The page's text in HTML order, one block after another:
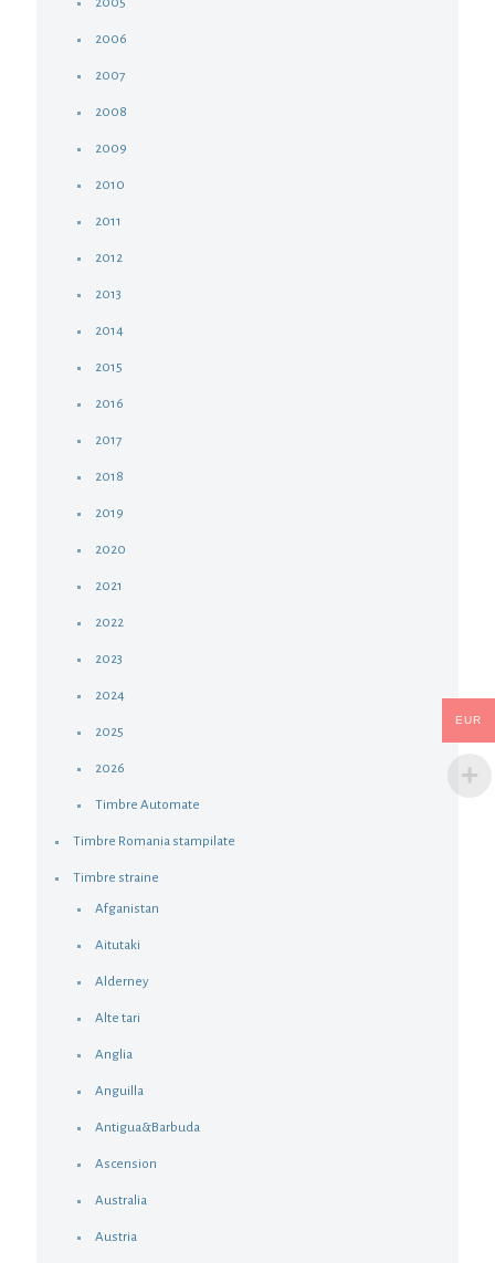
2005
2006
2007
2008
2009
2010
2011
2012
2013
2014
2015
2016
2017
2018
2019
2020
2021
2022
2023
2024
2025
2026
Timbre Automate
Timbre Romania stampilate
Timbre straine
Afganistan
Aitutaki
Alderney
Alte tari
Anglia
Anguilla
Antigua&Barbuda
Ascension
Australia
Austria
EUR